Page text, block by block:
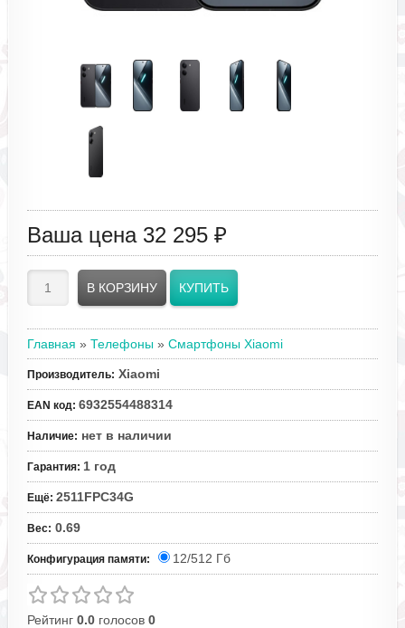
Ваша цена 32 295 ₽
Главная » Телефоны » Смартфоны Xiaomi
Производитель: Xiaomi
EAN код: 6932554488314
Наличие: нет в наличии
Гарантия: 1 год
Ещё: 2511FPC34G
Вес: 0.69
Конфигурация памяти: 12/512 Гб
Рейтинг 0.0голосов 0